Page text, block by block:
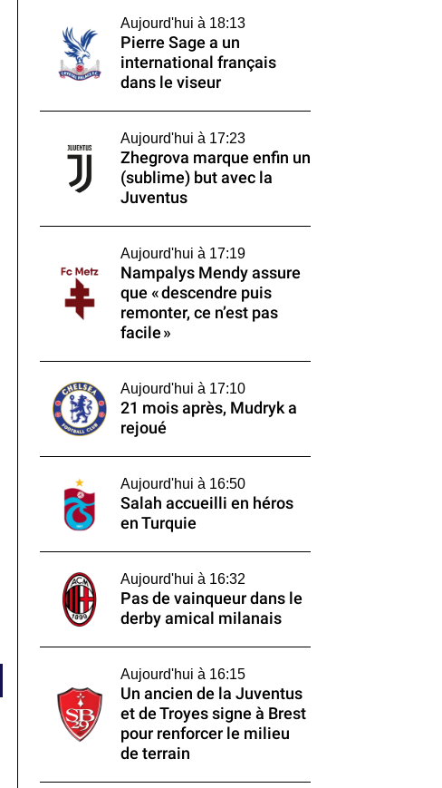
Aujourd'hui à 18:13
Pierre Sage a un
international français
dans le viseur
Aujourd'hui à 17:23
Zhegrova marque enfin un
(sublime) but avec la
Juventus
Aujourd'hui à 17:19
Nampalys Mendy assure
que « descendre puis
remonter, ce n’est pas
facile »
Aujourd'hui à 17:10
21 mois après, Mudryk a
rejoué
Aujourd'hui à 16:50
Salah accueilli en héros
en Turquie
Aujourd'hui à 16:32
Pas de vainqueur dans le
derby amical milanais
Aujourd'hui à 16:15
Un ancien de la Juventus
et de Troyes signe à Brest
pour renforcer le milieu
de terrain